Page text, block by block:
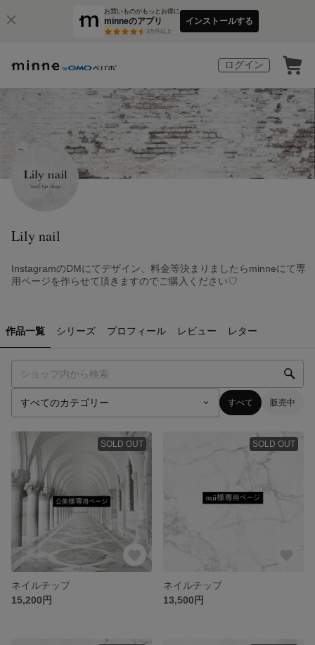
お買いものがもっとお得に
minneのアプリ
3万件以上
インストールする
ログイン
Lily nail
InstagramのDMにてデザイン、料金等決まりましたらminneにて専
用ページを作らせて頂きますのでご購入ください♡
作品一覧 シリーズ プロフィール レビュー レター
すべて 販売中
SOLD OUT
ネイルチップ
15,200円
SOLD OUT
ネイルチップ
13,500円